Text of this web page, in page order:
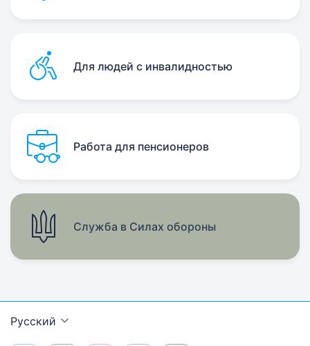
Для людей с инвалидностью
Работа для пенсионеров
Служба в Силах обороны
Русский